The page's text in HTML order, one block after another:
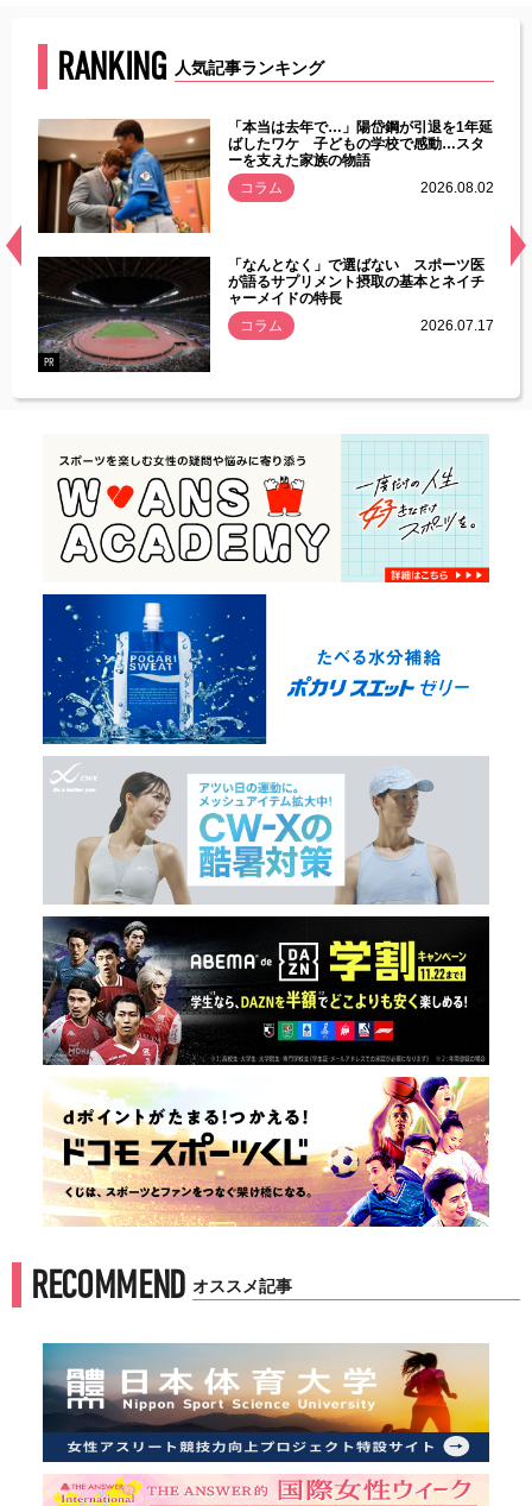
RANKING 人気記事ランキング
常
「本当は去年で…」陽岱鋼が引退を1年延
ばしたワケ 子どもの学校で感動…スタ
ーを支えた家族の物語
コラム
2026.08.02
PR
「なんとなく」で選ばない スポーツ医
が語るサプリメント摂取の基本とネイチ
ャーメイドの特長
コラム
2026.07.17
RECOMMEND オススメ記事